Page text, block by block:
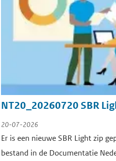
NT20_20260720 SBR
20-07-2026
Er is een nieuwe SBR Light zip
bestand in de Documentatie